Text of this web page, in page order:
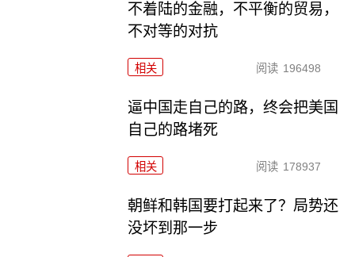
不着陆的金融，不平衡的贸易，
不对等的对抗
相关 阅读 196498
逼中国走自己的路，终会把美国
自己的路堵死
相关 阅读 178937
朝鲜和韩国要打起来了？局势还
没坏到那一步